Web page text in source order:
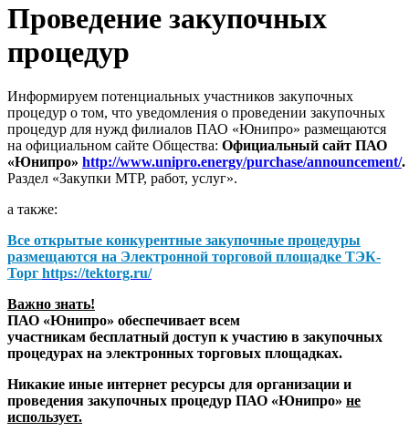
Проведение закупочных
процедур
Информируем потенциальных участников закупочных
процедур о том, что уведомления о проведении закупочных
процедур для нужд филиалов ПАО «Юнипро» размещаются
на официальном сайте Общества: Официальный сайт ПАО
«Юнипро» http://www.unipro.energy/purchase/announcement/.
Раздел «Закупки МТР, работ, услуг».
а также:
Все открытые конкурентные закупочные процедуры
размещаются на Электронной торговой площадке ТЭК-
Торг https://tektorg.ru/
Важно знать!
ПАО «Юнипро» обеспечивает всем
участникам бесплатный доступ к участию в закупочных
процедурах на электронных торговых площадках.
Никакие иные интернет ресурсы для организации и
проведения закупочных процедур ПАО «Юнипро» не
использует.